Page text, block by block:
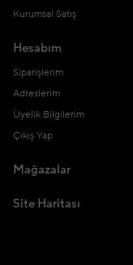
Kurumsal Satış
Hesabım
Siparişlerim
Adreslerim
Üyelik Bilgilerim
Çıkış Yap
Mağazalar
Site Haritası